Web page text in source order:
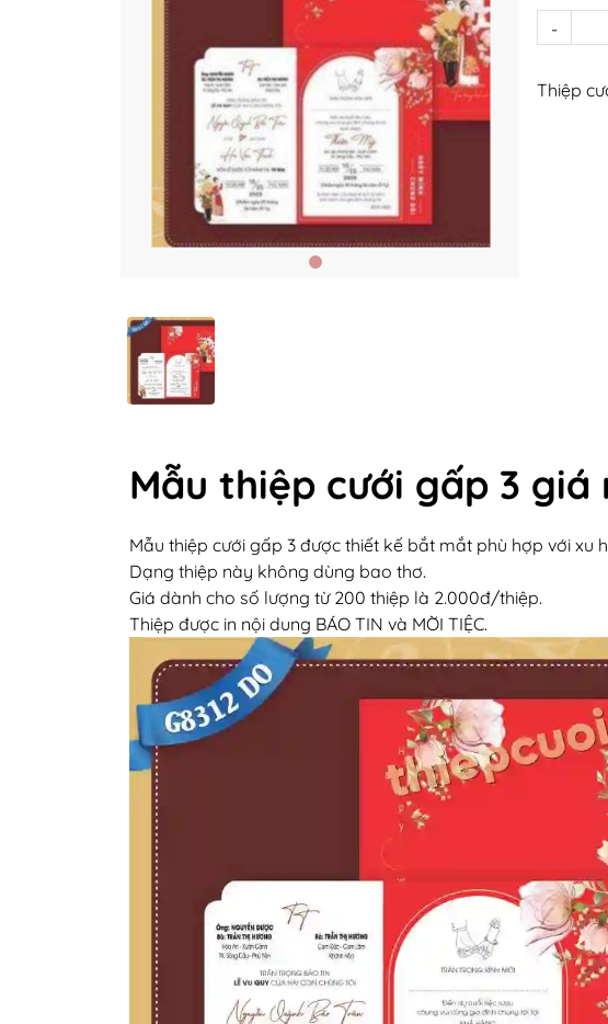
-
Thiệp
Mẫu thiệp cưới gấp 3 giá
Mẫu thiệp cưới gấp 3 được thiết kế bắt mắt phù hợp với xu
Dạng thiệp này không dùng bao thơ.
Giá dành cho số lượng từ 200 thiệp là 2.000đ/thiệp.
Thiệp được in nội dung BÁO TIN và MỜI TIỆC.